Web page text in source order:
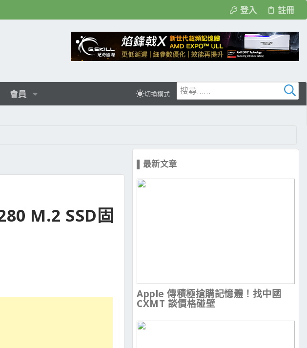
登入 註冊
會員 切換模式
M.2 SSD固
▌最新文章
Apple 傳積極搶購記憶體！找中國
CXMT 談價格碰壁